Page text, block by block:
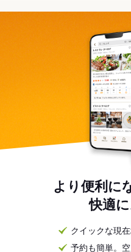
より便利に
快適
クイックな現
予約も簡単。